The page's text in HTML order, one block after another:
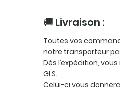
🚚 Livraison :
Toutes vos
notre transporteur
Dès l’expédition,
GLS.
Celui-ci vous